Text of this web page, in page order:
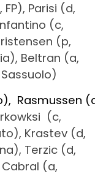
Parisi (d,
(c,
(p,
Beltran (a,
Rasmussen
(c,
Krastev (d,
Terzic (d,
(a,